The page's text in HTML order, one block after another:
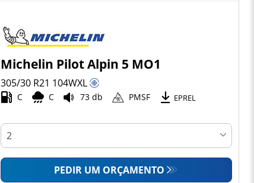
Michelin Pilot Alpin 5 MO1
305/30 R21 104WXL
C C 73 db PMSF EPREL
PEDIR UM ORÇAMENTO